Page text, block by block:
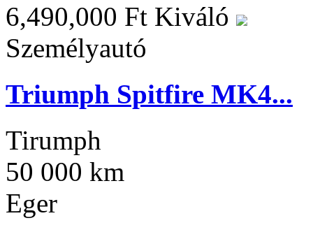
6,490,000 Ft Kiváló
Személyautó
Triumph Spitfire MK4...
Tirumph
50 000 km
Eger